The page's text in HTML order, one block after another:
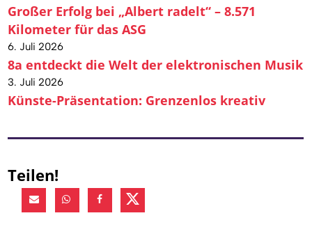
Großer Erfolg bei „Albert radelt“ – 8.571
Kilometer für das ASG
6. Juli 2026
8a entdeckt die Welt der elektronischen Musik
3. Juli 2026
Künste-Präsentation: Grenzenlos kreativ
Teilen!